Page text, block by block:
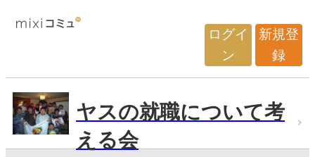
ログイ
ン
新規登
録
ヤスの就職について考
える会